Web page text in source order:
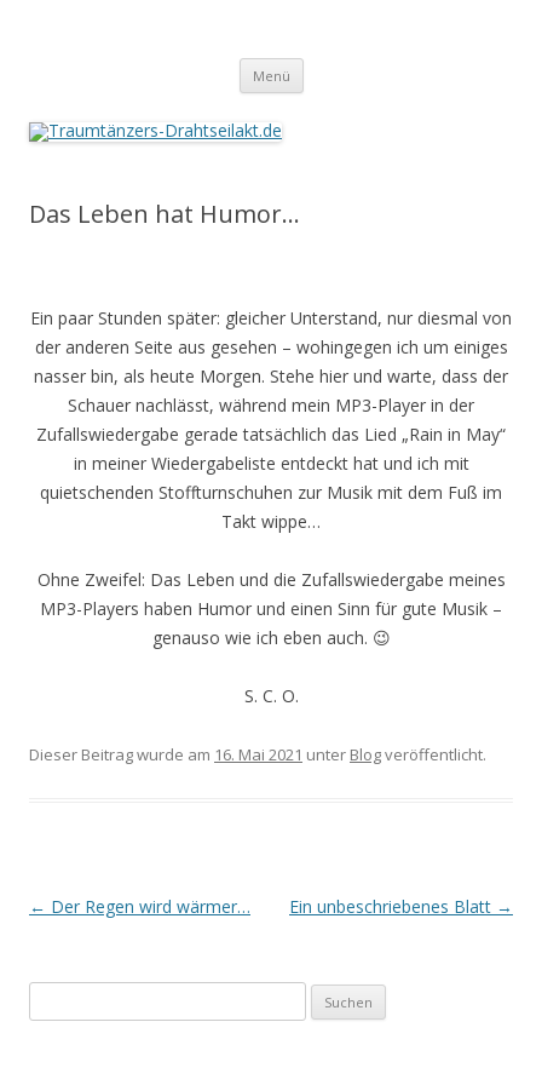
Menü Springe
Inhalt
Das Leben hat Humor…
Ein paar Stunden später: gleicher Unterstand, nur diesmal von
der anderen Seite aus gesehen – wohingegen ich um einiges
nasser bin, als heute Morgen. Stehe hier und warte, dass der
Schauer nachlässt, während mein MP3-Player in der
Zufallswiedergabe gerade tatsächlich das Lied „Rain in May“
in meiner Wiedergabeliste entdeckt hat und ich mit
quietschenden Stoffturnschuhen zur Musik mit dem Fuß im
Takt wippe…
Ohne Zweifel: Das Leben und die Zufallswiedergabe meines
MP3-Players haben Humor und einen Sinn für gute Musik –
genauso wie ich eben auch. 😉
S. C. O.
Dieser Beitrag wurde am 16. Mai 2021 unter Blogveröffentlicht.
Beitrags-
← Der Regen wird wärmer… Ein unbeschriebenes Blatt →
nach: